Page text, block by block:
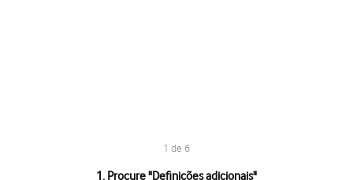
1 de 6
1. Procure "Definições adicionais"